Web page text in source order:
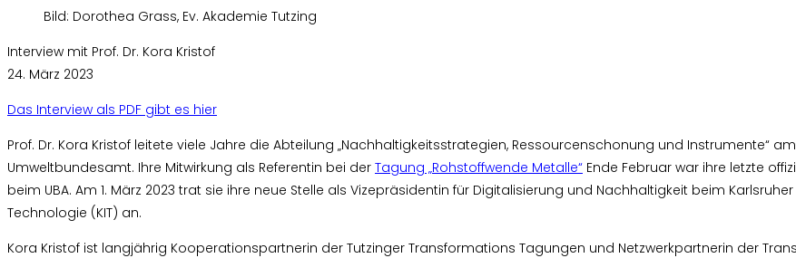
Bild: Dorothea Grass, Ev. Akademie Tutzing
Interview mit Prof. Dr. Kora Kristof
24. März 2023
Das Interview als PDF gibt es hier
Prof. Dr. Kora Kristof leitete viele Jahre die Abteilung „Nachhaltigkeitsstrategien, Ressourcenschonung und Instrumente“ am
Umweltbundesamt. Ihre Mitwirkung als Referentin bei der Tagung „Rohstoffwende Metalle“ Ende Februar war ihre letzte
beim UBA. Am 1. März 2023 trat sie ihre neue Stelle als Vizepräsidentin für Digitalisierung und Nachhaltigkeit beim
Technologie (KIT) an.
Kora Kristof ist langjährig Kooperationspartnerin der Tutzinger Transformations Tagungen und Netzwerkpartnerin der